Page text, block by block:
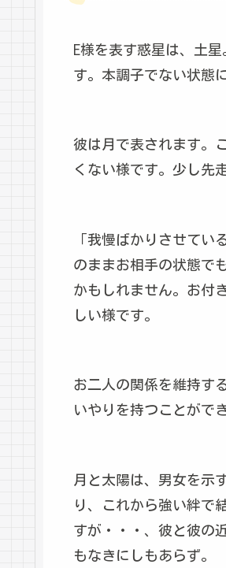
E様を表す惑星は、土
す。本調子でない状態
彼は月で表されます。
くない様です。少し先
「我慢ばかりさせてい
のままお相手の状態で
かもしれません。お付
しい様です。
お二人の関係を維持す
いやりを持つことがで
月と太陽は、男女を示
り、これから強い絆で
すが・・・、彼と彼の
もなきにしもあらず。